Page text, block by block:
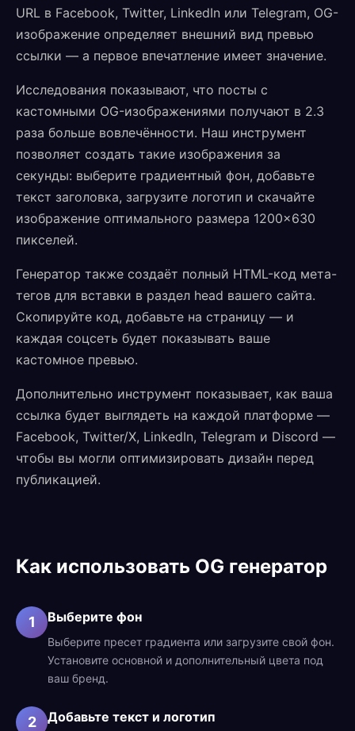
URL в Facebook, Twitter, LinkedIn или Telegram, OG-
изображение определяет внешний вид превью
ссылки — а первое впечатление имеет значение.
Исследования показывают, что посты с
кастомными OG-изображениями получают в 2.3
раза больше вовлечённости. Наш инструмент
позволяет создать такие изображения за
секунды: выберите градиентный фон, добавьте
текст заголовка, загрузите логотип и скачайте
изображение оптимального размера 1200×630
пикселей.
Генератор также создаёт полный HTML-код мета-
тегов для вставки в раздел head вашего сайта.
Скопируйте код, добавьте на страницу — и
каждая соцсеть будет показывать ваше
кастомное превью.
Дополнительно инструмент показывает, как ваша
ссылка будет выглядеть на каждой платформе —
Facebook, Twitter/X, LinkedIn, Telegram и Discord —
чтобы вы могли оптимизировать дизайн перед
публикацией.
Как использовать OG генератор
1 Выберите фон
Выберите пресет градиента или загрузите свой фон.
Установите основной и дополнительный цвета под
ваш бренд.
2 Добавьте текст и логотип